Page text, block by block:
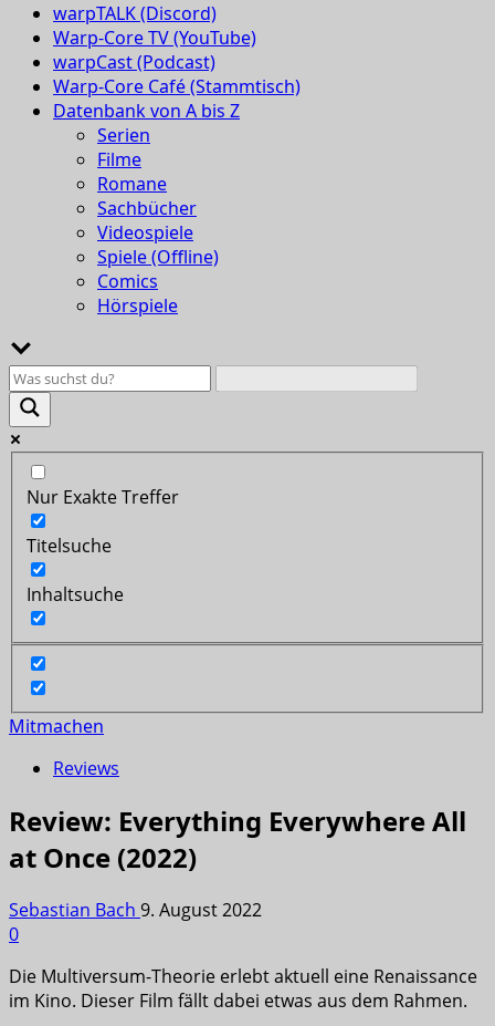
warpTALK (Discord)
Warp-Core TV (YouTube)
warpCast (Podcast)
Warp-Core Café (Stammtisch)
Datenbank von A bis Z
Serien
Filme
Romane
Sachbücher
Videospiele
Spiele (Offline)
Comics
Hörspiele
Nur Exakte Treffer
Titelsuche
Inhaltsuche
Mitmachen
Reviews
Review: Everything Everywhere All
at Once (2022)
Sebastian Bach 9. August 2022
0
Die Multiversum-Theorie erlebt aktuell eine Renaissance
im Kino. Dieser Film fällt dabei etwas aus dem Rahmen.